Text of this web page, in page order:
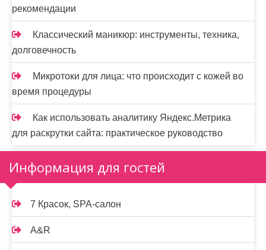
рекомендации
Классический маникюр: инструменты, техника,
долговечность
Микротоки для лица: что происходит с кожей во
время процедуры
Как использовать аналитику Яндекс.Метрика
для раскрутки сайта: практическое руководство
Информация для гостей
7 Красок, SPA-салон
A&R